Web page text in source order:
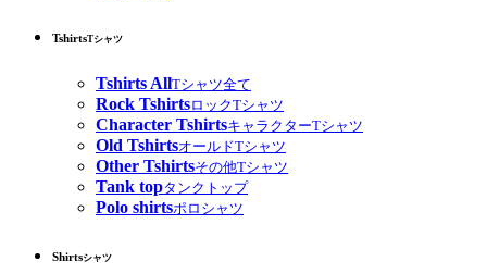
TshirtsTシャツ
Tshirts AllTシャツ全て
Rock TshirtsロックTシャツ
Character TshirtsキャラクターTシャツ
Old TshirtsオールドTシャツ
Other Tshirtsその他Tシャツ
Tank topタンクトップ
Polo shirtsポロシャツ
Shirtsシャツ